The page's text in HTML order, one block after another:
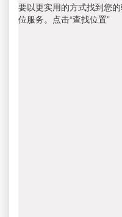
要以更实用的方式找到您
位服务。点击“查找位置”